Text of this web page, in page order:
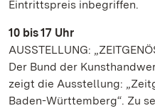
Eintrittspreis inbegriffen.
10 bis 17 Uhr
AUSSTELLUNG:
Der Bund der
zeigt die Ausstellung:
Baden-Württemberg“. Zu